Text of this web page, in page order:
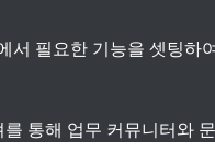
서 필요한 기능을 셋팅
를 통해 업무 커뮤니터와